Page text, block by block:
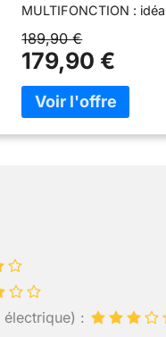
MULTIFONCTION :
NOMBREUX
refractaire incluse,
PRATIQUE : tiroir à
CONTRÔLE OPTIMAL
jauge de température
à la perfection) -
189,90 €
179,90 €
: